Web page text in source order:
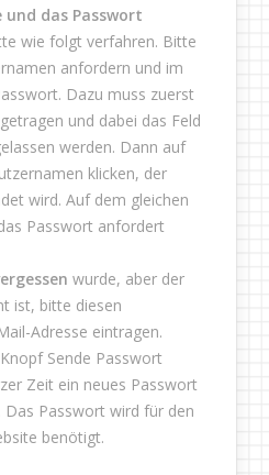
das Passwort
wie folgt verfahren. Bitte
anfordern und im
Dazu muss zuerst
und dabei das Feld
werden. Dann auf
klicken, der
wird. Auf dem gleichen
Passwort anfordert
wurde, aber der
ist, bitte diesen
Adresse eintragen.
Sende Passwort
Zeit ein neues Passwort
Das Passwort wird für den
benötigt.